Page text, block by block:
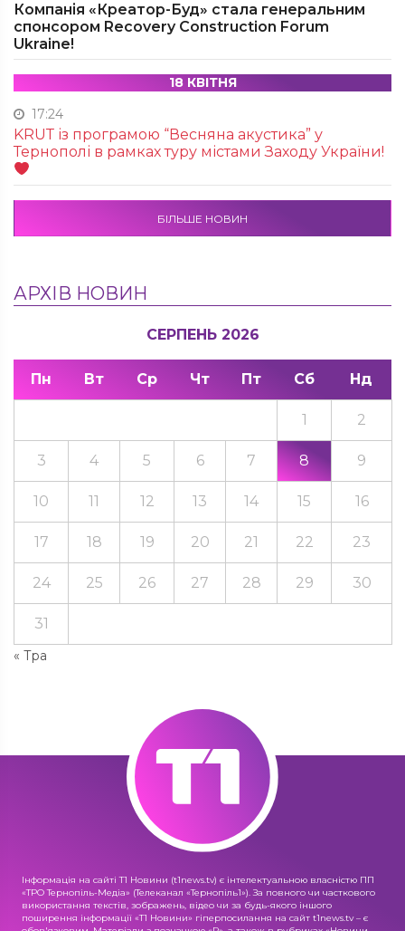
Компанія «Креатор-Буд» стала генеральним
спонсором Recovery Construction Forum
Ukraine!
18 КВІТНЯ
17:24
KRUТ із програмою “Весняна акустика” у
Тернополі в рамках туру містами Заходу України!
БІЛЬШЕ НОВИН
АРХІВ НОВИН
СЕРПЕНЬ 2026
Пн Вт Ср Чт Пт Сб Нд
« Тра
1 2
3 4 5 6 7 8 9
10 11 12 13 14 15 16
17 18 19 20 21 22 23
24 25 26 27 28 29 30
31
Інформація на сайті Т1 Новини (t1news.tv) є інтелектуальною власністю ПП
«ТРО Тернопіль-Медіа» (Телеканал «Тернопіль1»). За повного чи часткового
використання текстів, зображень, відео чи за будь-якого іншого
поширення інформації «Т1 Новини» гіперпосилання на сайт t1news.tv – є